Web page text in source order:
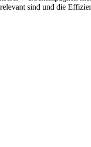
sind und die